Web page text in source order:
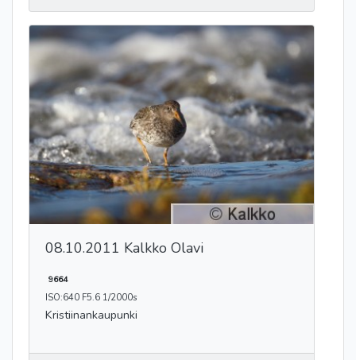
08.10.2011 Kalkko Olavi
9664
ISO:640 F5.6 1/2000s
Kristiinankaupunki